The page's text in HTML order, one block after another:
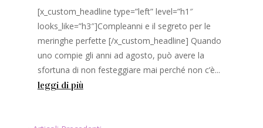
[x_custom_headline type=”left” level=”h1″
looks_like=”h3″]Compleanni e il segreto per le
meringhe perfette [/x_custom_headline] Quando
uno compie gli anni ad agosto, può avere la
sfortuna di non festeggiare mai perché non c’è...
leggi di più